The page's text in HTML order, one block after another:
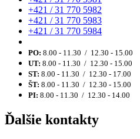
+421 / 31 770 5982
+421 / 31 770 5983
+421 / 31 770 5984
PO: 8.00 - 11.30 / 12.30 - 15.00
UT: 8.00 - 11.30 / 12.30 - 15.00
ST: 8.00 - 11.30 / 12.30 - 17.00
ŠT: 8.00 - 11.30 / 12.30 - 15.00
PI: 8.00 - 11.30 / 12.30 - 14.00
Ďalšie kontakty